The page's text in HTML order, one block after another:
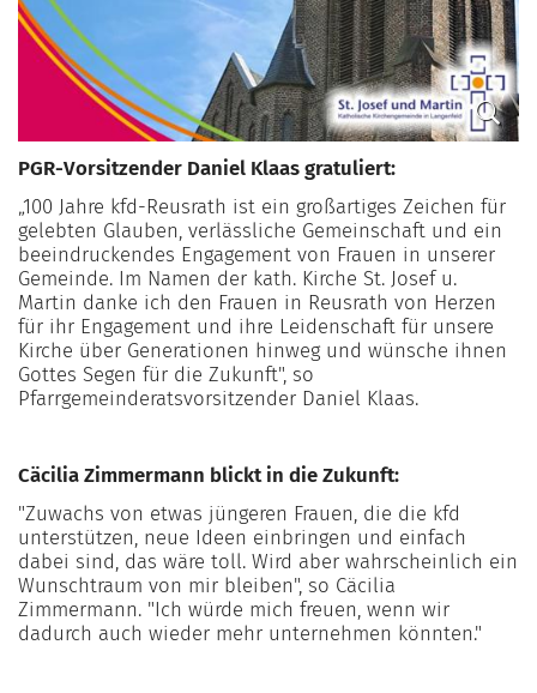
PGR-Vorsitzender Daniel Klaas gratuliert:
„100 Jahre kfd-Reusrath ist ein großartiges Zeichen für
gelebten Glauben, verlässliche Gemeinschaft und ein
beeindruckendes Engagement von Frauen in unserer
Gemeinde. Im Namen der kath. Kirche St. Josef u.
Martin danke ich den Frauen in Reusrath von Herzen
für ihr Engagement und ihre Leidenschaft für unsere
Kirche über Generationen hinweg und wünsche ihnen
Gottes Segen für die Zukunft", so
Pfarrgemeinderatsvorsitzender Daniel Klaas.
Cäcilia Zimmermann blickt in die Zukunft:
"Zuwachs von etwas jüngeren Frauen, die die kfd
unterstützen, neue Ideen einbringen und einfach
dabei sind, das wäre toll. Wird aber wahrscheinlich ein
Wunschtraum von mir bleiben", so Cäcilia
Zimmermann. "Ich würde mich freuen, wenn wir
dadurch auch wieder mehr unternehmen könnten."